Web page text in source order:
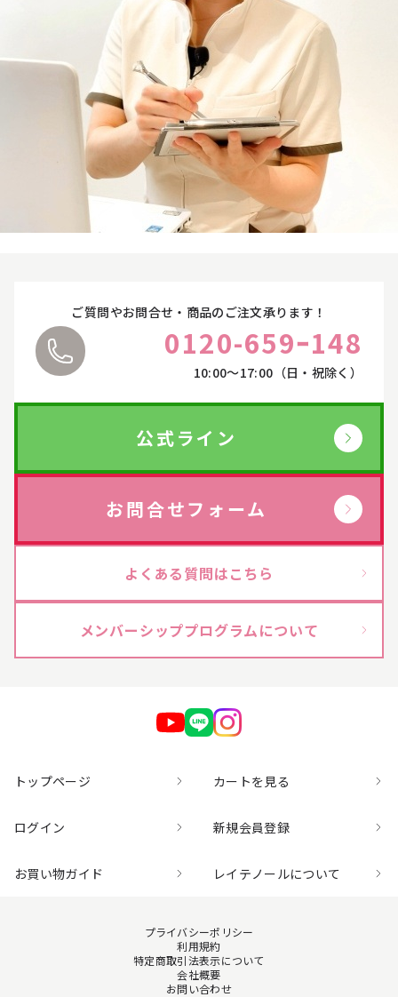
サプリ・食品
ライフスタイル・雑貨
寝具
オンラインカウンセリングについて
お悩みやご質問に丁寧にお応えいたします。
ご都合に合わせて、オンラインカウンセリングをご
利用ください。
詳しくはこちら
ご質問やお問合せ・商品のご注文承ります！
0120-659ｰ148
10:00〜17:00（日・祝除く）
公式ライン
お問合せフォーム
よくある質問はこちら
メンバーシッププログラムについて
トップページ カートを見る
ログイン 新規会員登録
お買い物ガイド レイテノールについて
プライバシーポリシー
利用規約
特定商取引法表示について
会社概要
お問い合わせ